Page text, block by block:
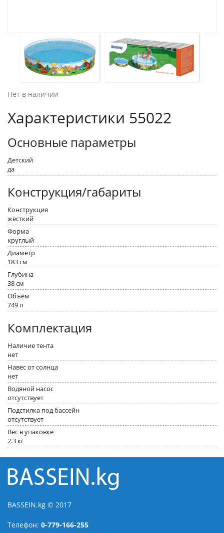
Нет в наличии
Характеристики 55022
Основные параметры
Детский
да
Конструкция/габариты
Конструкция
жёсткий
Форма
круглый
Диаметр
183 см
Глубина
38 см
Объём
749 л
Комплектация
Наличие тента
нет
Навес от солнца
нет
Водяной насос
отсутствует
Подстилка под бассейн
отсутствует
Вес в упаковке
2.3 кг
BASSEIN.kg © 2017
Телефон: 0-779-166-255